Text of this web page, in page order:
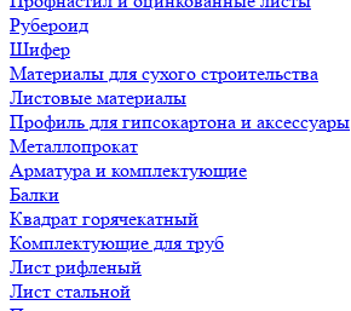
Рубероид
Шифер
Материалы для сухого строительства
Листовые материалы
Профиль для гипсокартона и аксессуары
Металлопрокат
Арматура и комплектующие
Балки
Квадрат горячекатный
Комплектующие для труб
Лист рифленый
Лист стальной